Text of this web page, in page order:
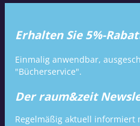
Erhalten Sie 5%-
Einmalig anwendbar,
"Bücherservice".
Der raum&zeit
Regelmäßig aktuell informiert